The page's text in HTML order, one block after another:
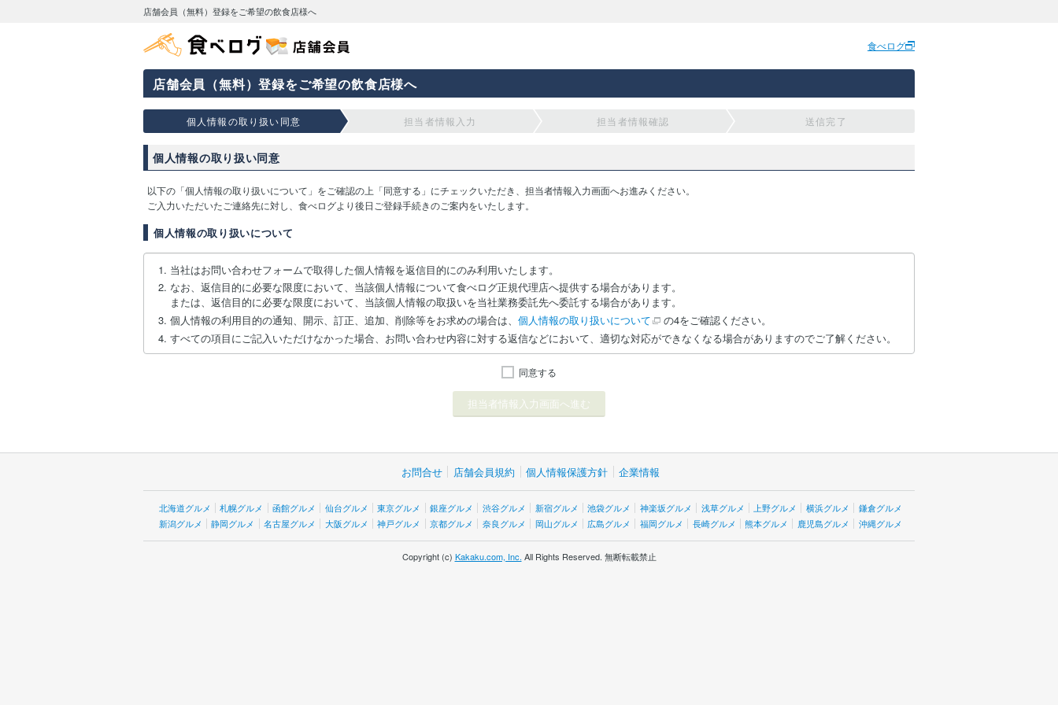
店舗会員（無料）登録をご希望の飲食店様へ
食べログ
店舗会員（無料）登録をご希望の飲食店様へ
個人情報の取り扱い同意 担当者情報入力 担当者情報確認 送信完了
個人情報の取り扱い同意
以下の「個人情報の取り扱いについて」をご確認の上「同意する」にチェックいただき、担当者情報入力画面へお進みください。
ご入力いただいたご連絡先に対し、食べログより後日ご登録手続きのご案内をいたします。
個人情報の取り扱いについて
当社はお問い合わせフォームで取得した個人情報を返信目的にのみ利用いたします。
なお、返信目的に必要な限度において、当該個人情報について食べログ正規代理店へ提供する場合があります。
または、返信目的に必要な限度において、当該個人情報の取扱いを当社業務委託先へ委託する場合があります。
個人情報の利用目的の通知、開示、訂正、追加、削除等をお求めの場合は、 個人情報の取り扱いについて
の4をご確認ください。
すべての項目にご記入いただけなかった場合、お問い合わせ内容に対する返信などにおいて、適切な対応ができなくなる場合がありますのでご了解ください。
同意する
お問合せ 店舗会員規約 個人情報保護方針 企業情報
北海道グルメ 札幌グルメ 函館グルメ 仙台グルメ 東京グルメ 銀座グルメ 渋谷グルメ 新宿グルメ 池袋グルメ 神楽坂グルメ 浅草グルメ 上野グルメ 横浜グルメ
鎌倉グルメ
新潟グルメ
静岡グルメ 名古屋グルメ 大阪グルメ 神戸グルメ 京都グルメ 奈良グルメ 岡山グルメ 広島グルメ 福岡グルメ 長崎グルメ 熊本グルメ 鹿児島グルメ 沖縄グルメ
Copyright (c) Kakaku.com, Inc. All Rights Reserved. 無断転載禁止